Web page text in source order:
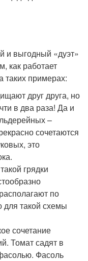
и выгодный «дуэт»
как работает
таких примерах:
друг друга, но
в два раза! Да и
–
сочетаются
это
грядки
по
для такой схемы
сочетание
Томат садят в
Фасоль